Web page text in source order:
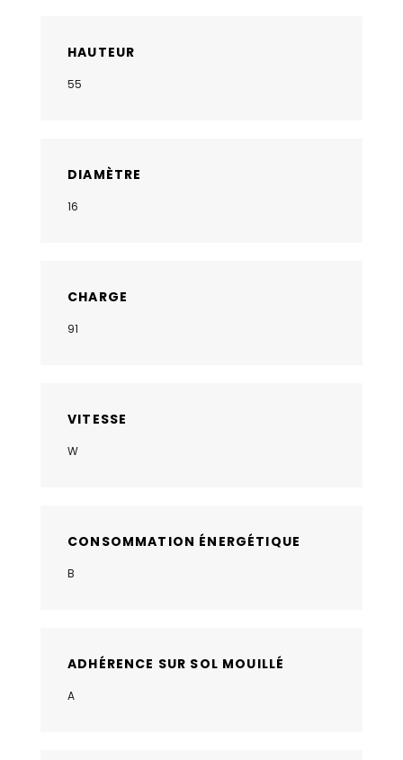
HAUTEUR
55
DIAMÈTRE
16
CHARGE
91
VITESSE
W
CONSOMMATION ÉNERGÉTIQUE
B
ADHÉRENCE SUR SOL MOUILLÉ
A